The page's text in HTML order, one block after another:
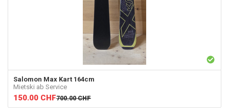
Salomon Max Kart 164cm
Mietski ab Service
150.00 CHF700.00 CHF